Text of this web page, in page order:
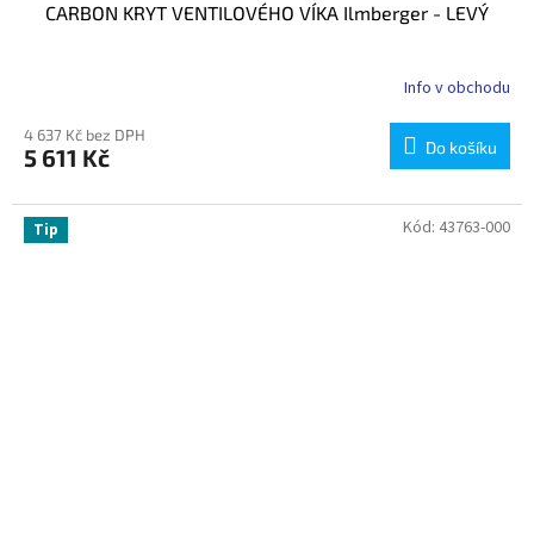
CARBON KRYT VENTILOVÉHO VÍKA Ilmberger - LEVÝ
Info v obchodu
4 637 Kč bez DPH
5 611 Kč Do košíku
Tip Kód: 43763-000